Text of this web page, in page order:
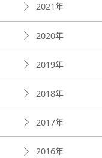
2021年
2020年
2019年
2018年
2017年
2016年